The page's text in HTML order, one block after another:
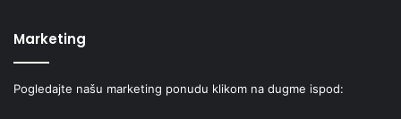
Marketing
Pogledajte našu marketing ponudu klikom na dugme ispod: